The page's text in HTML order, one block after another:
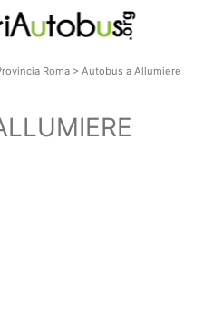
Roma >Autobus a Allumiere